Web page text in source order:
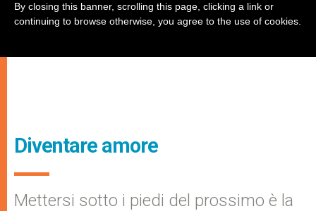
Diventare amore
Mettersi sotto i piedi del prossimo è la
By closing this banner, scrolling this page, clicking a link or
continuing to browse otherwise, you agree to the use of cookies.